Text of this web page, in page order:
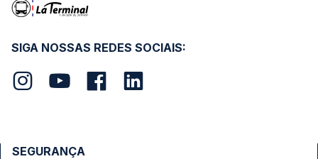
SIGA NOSSAS REDES SOCIAIS:
SEGURANÇA